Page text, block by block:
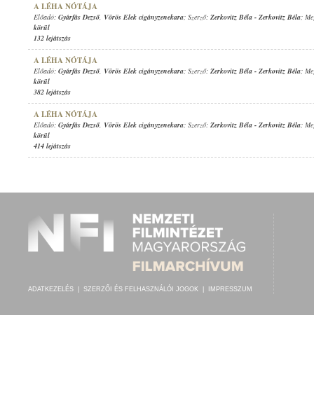
A LÉHA NÓTÁJA
Előadó: Gyárfás Dezső, Vörös Elek cigányzenekara; Szerző: Zerkovitz Béla - Zerkovitz Béla;
körül
132 lejátszás
A LÉHA NÓTÁJA
Előadó: Gyárfás Dezső, Vörös Elek cigányzenekara; Szerző: Zerkovitz Béla - Zerkovitz Béla;
körül
382 lejátszás
A LÉHA NÓTÁJA
Előadó: Gyárfás Dezső, Vörös Elek cigányzenekara; Szerző: Zerkovitz Béla - Zerkovitz Béla;
körül
414 lejátszás
ADATKEZELÉS SZERZŐI ÉS FELHASZNÁLÓI JOGOK IMPRESSZUM